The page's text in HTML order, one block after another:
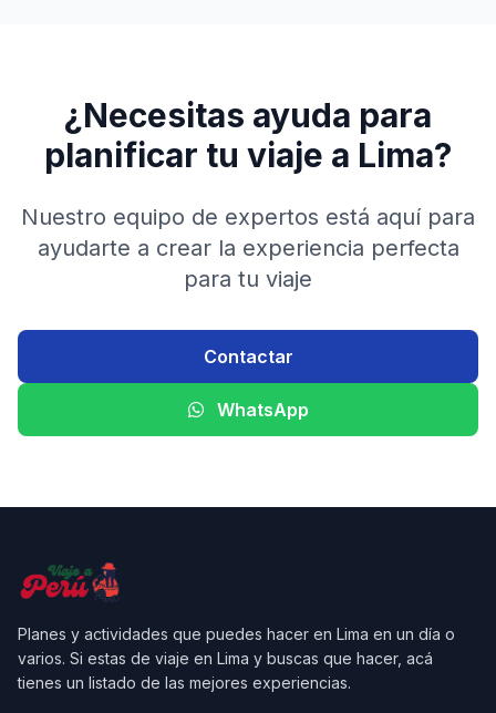
¿Necesitas ayuda para
planificar tu viaje a Lima?
Nuestro equipo de expertos está aquí para
ayudarte a crear la experiencia perfecta
para tu viaje
Contactar
WhatsApp
Planes y actividades que puedes hacer en Lima en un día o
varios. Si estas de viaje en Lima y buscas que hacer, acá
tienes un listado de las mejores experiencias.